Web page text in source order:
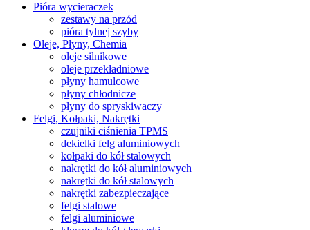
Pióra wycieraczek
zestawy na przód
pióra tylnej szyby
Oleje, Płyny, Chemia
oleje silnikowe
oleje przekładniowe
płyny hamulcowe
płyny chłodnicze
płyny do spryskiwaczy
Felgi, Kołpaki, Nakrętki
czujniki ciśnienia TPMS
dekielki felg aluminiowych
kołpaki do kół stalowych
nakrętki do kół aluminiowych
nakrętki do kół stalowych
nakrętki zabezpieczające
felgi stalowe
felgi aluminiowe